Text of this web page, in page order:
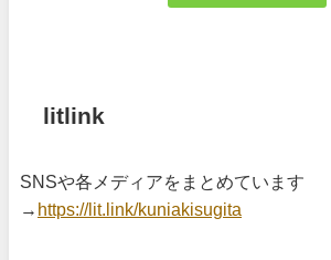
litlink
SNSや各メディアをまとめています
→ https://lit.link/kuniakisugita